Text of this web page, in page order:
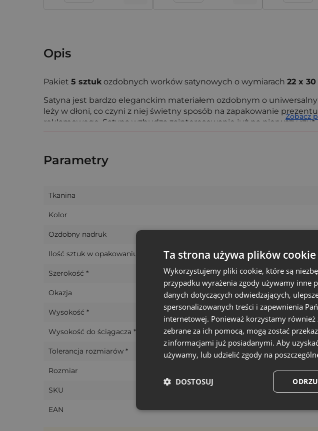
Opis
Pakiet 5 sztuk ozdobnych worków satynowych o wymiarach 22 x
Satyna jest bardzo eleganckim materiałem ozdobnym o
leży w dłoni, co czyni z niej świetny sposób na zapakowanie
reklamowego. Satyna wzbudza zainteresowanie już na pierwszy
Zobacz
Parametry
Tkanina
Kolor
Ozdobny nadruk
Ilość sztuk w opakowaniu
Szerokość *
Okazja
Wysokość *
Wysokość do ściągacza *
Tolerancja rozmiarów *
Rozmiar
SKU
EAN
Ta strona używa plików cookie
Wykorzystujemy pliki cookie, które są
przypadku wyrażenia zgody używamy inne
danych dotyczących odwiedzających,
spersonalizowanych treści i zapewnienia
internetowej. Ponieważ korzystamy
zebrane za ich pomocą, mogą zostać
z informacjami już posiadanymi. Aby
używamy, lub udzielić zgody na
DOSTOSUJ